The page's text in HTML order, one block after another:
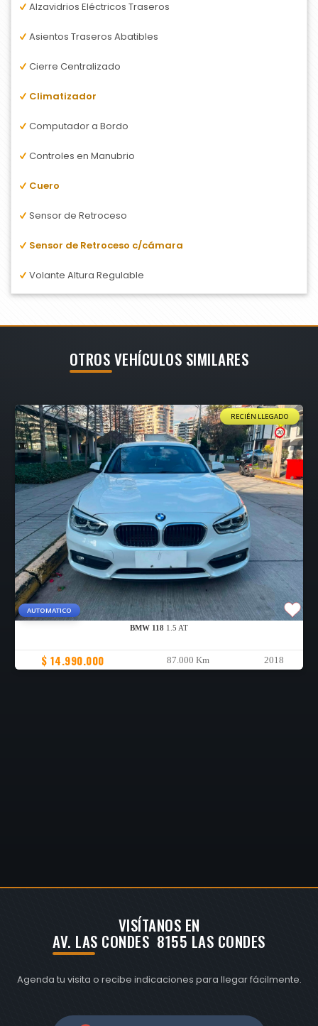
Alzavidrios Eléctricos Traseros
Asientos Traseros Abatibles
Cierre Centralizado
Climatizador
Computador a Bordo
Controles en Manubrio
Cuero
Sensor de Retroceso
Sensor de Retroceso c/cámara
Volante Altura Regulable
OTROS VEHÍCULOS SIMILARES
RECIÉN LLEGADO
AUTOMATICO
BMW 118 1.5 AT
$ 14.990.000 87.000 Km 2018
VISÍTANOS EN
AV. LAS CONDES 8155 LAS CONDES
Agenda tu visita o recibe indicaciones para llegar fácilmente.